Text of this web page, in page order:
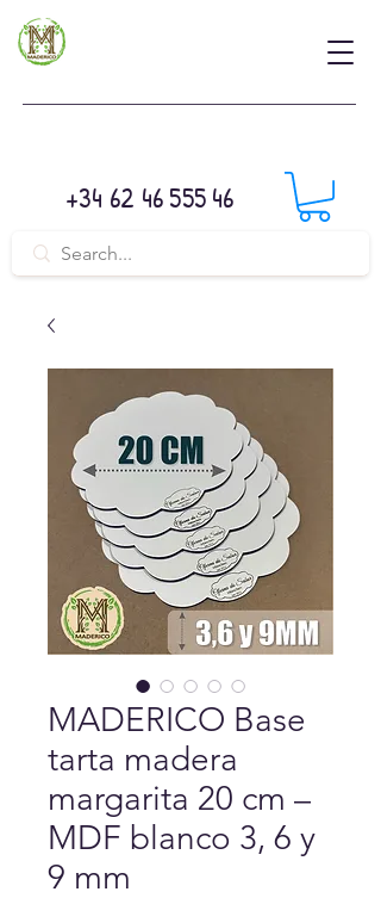
+34 62 46 555 46
MADERICO Base
tarta madera
margarita 20 cm –
MDF blanco 3, 6 y
9 mm